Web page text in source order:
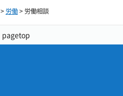
> 労働> 労働相談
pagetop